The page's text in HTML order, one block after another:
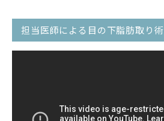
担当医師による目の下脂肪取り